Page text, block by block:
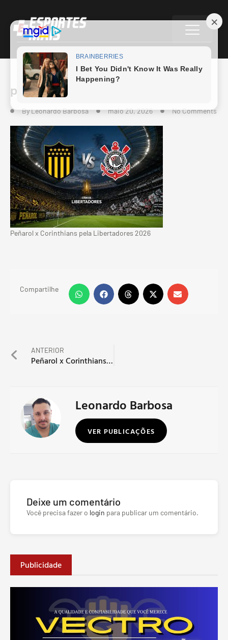
penarol-x-corinthians
ByLeonardo Barbosa maio 20, 2026 No Comments
Peñarol x Corinthians pela Libertadores 2026
Compartilhe
ANTERIOR
Peñarol x Corinthians: Timão joga com a classificação garantida
Leonardo Barbosa
VER PUBLICAÇÕES
Deixe um comentário
Você precisa fazer o login para publicar um comentário.
Publicidade